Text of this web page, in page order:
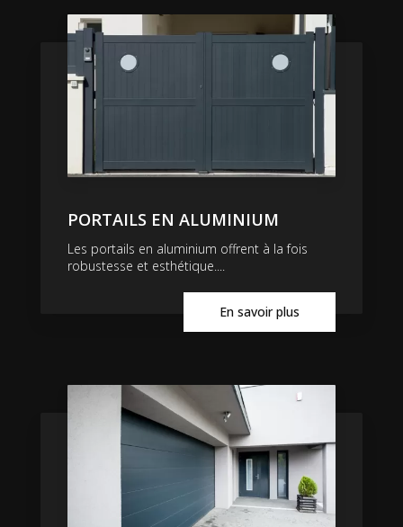
PORTAILS EN ALUMINIUM
Les portails en aluminium offrent à la fois
robustesse et esthétique....
En savoir plus